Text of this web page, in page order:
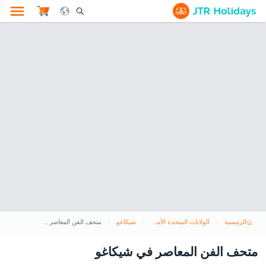
Search Opener Icon
الرئيسية الولايات المتحدة الأمريكية شيكاغو متحف الفن المعاصر في شيكاغو
متحف الفن المعاصر في شيكاغو